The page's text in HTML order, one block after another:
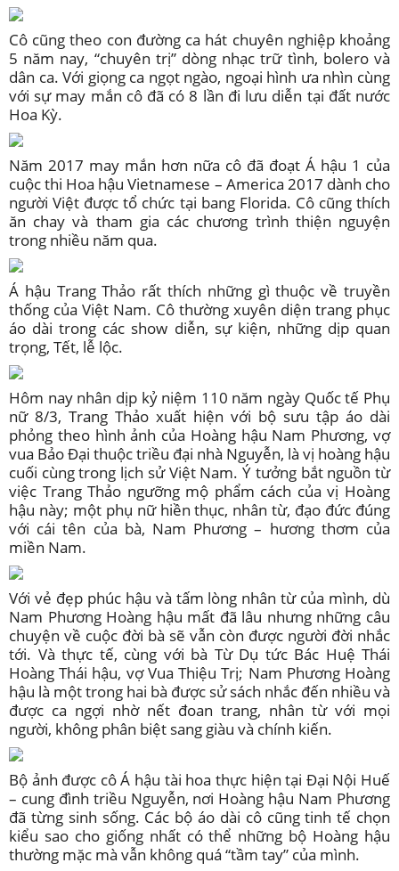
Cô cũng theo con đường ca hát chuyên nghiệp khoảng
5 năm nay, “chuyên trị” dòng nhạc trữ tình, bolero và
dân ca. Với giọng ca ngọt ngào, ngoại hình ưa nhìn cùng
với sự may mắn cô đã có 8 lần đi lưu diễn tại đất nước
Hoa Kỳ.
Năm 2017 may mắn hơn nữa cô đã đoạt Á hậu 1 của
cuộc thi Hoa hậu Vietnamese – America 2017 dành cho
người Việt được tổ chức tại bang Florida. Cô cũng thích
ăn chay và tham gia các chương trình thiện nguyện
trong nhiều năm qua.
Á hậu Trang Thảo rất thích những gì thuộc về truyền
thống của Việt Nam. Cô thường xuyên diện trang phục
áo dài trong các show diễn, sự kiện, những dịp quan
trọng, Tết, lễ lộc.
Hôm nay nhân dịp kỷ niệm 110 năm ngày Quốc tế Phụ
nữ 8/3, Trang Thảo xuất hiện với bộ sưu tập áo dài
phỏng theo hình ảnh của Hoàng hậu Nam Phương, vợ
vua Bảo Đại thuộc triều đại nhà Nguyễn, là vị hoàng hậu
cuối cùng trong lịch sử Việt Nam. Ý tưởng bắt nguồn từ
việc Trang Thảo ngưỡng mộ phẩm cách của vị Hoàng
hậu này; một phụ nữ hiền thục, nhân từ, đạo đức đúng
với cái tên của bà, Nam Phương – hương thơm của
miền Nam.
Với vẻ đẹp phúc hậu và tấm lòng nhân từ của mình, dù
Nam Phương Hoàng hậu mất đã lâu nhưng những câu
chuyện về cuộc đời bà sẽ vẫn còn được người đời nhắc
tới. Và thực tế, cùng với bà Từ Dụ tức Bác Huệ Thái
Hoàng Thái hậu, vợ Vua Thiệu Trị; Nam Phương Hoàng
hậu là một trong hai bà được sử sách nhắc đến nhiều và
được ca ngợi nhờ nết đoan trang, nhân từ với mọi
người, không phân biệt sang giàu và chính kiến.
Bộ ảnh được cô Á hậu tài hoa thực hiện tại Đại Nội Huế
– cung đình triều Nguyễn, nơi Hoàng hậu Nam Phương
đã từng sinh sống. Các bộ áo dài cô cũng tinh tế chọn
kiểu sao cho giống nhất có thể những bộ Hoàng hậu
thường mặc mà vẫn không quá “tầm tay” của mình.